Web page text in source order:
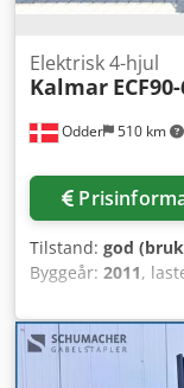
Odder 510 km
Elektrisk 4-hjul
Kalmar
Tilstand: god
Byggeår: 2011,
gaffellengde:2
bredde:2 050 mm
utstyrsfunksjoner: